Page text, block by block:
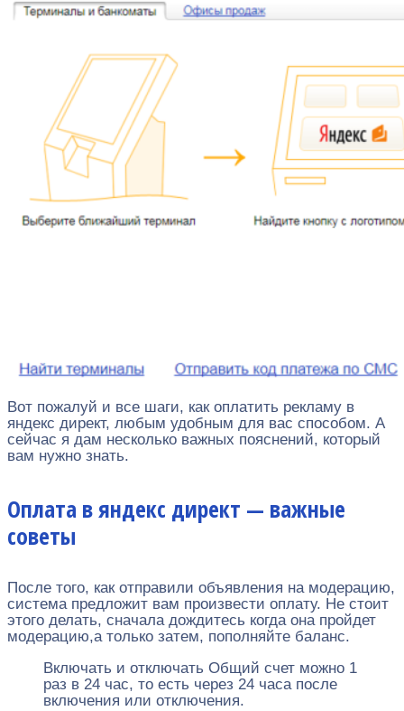
Вот пожалуй и все шаги, как оплатить рекламу в
яндекс директ, любым удобным для вас способом. А
сейчас я дам несколько важных пояснений, который
вам нужно знать.
Оплата в яндекс директ — важные
советы
После того, как отправили объявления на модерацию,
система предложит вам произвести оплату. Не стоит
этого делать, сначала дождитесь когда она пройдет
модерацию,а только затем, пополняйте баланс.
Включать и отключать Общий счет можно 1
раз в 24 час, то есть через 24 часа после
включения или отключения.